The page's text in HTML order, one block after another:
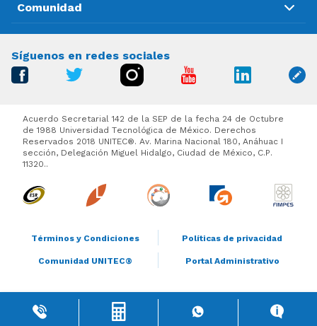
Comunidad
Síguenos en redes sociales
Términos y Condiciones Políticas de privacidad
Comunidad UNITEC® Portal Administrativo
Acuerdo Secretarial 142 de la SEP de la fecha 24 de Octubre
de 1988 Universidad Tecnológica de México. Derechos
Reservados 2018 UNITEC®. Av. Marina Nacional 180, Anáhuac I
sección, Delegación Miguel Hidalgo, Ciudad de México, C.P.
11320..